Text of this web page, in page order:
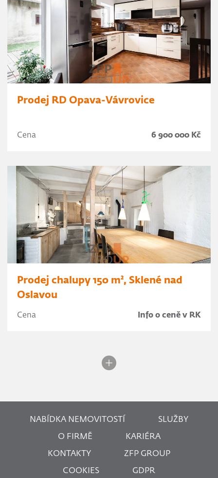
Prodej RD Opava-Vávrovice
Cena 6 900 000 Kč
Prodej chalupy 150 m², Sklené nad
Oslavou
Cena Info o ceně v RK
NABÍDKA NEMOVITOSTÍ SLUŽBY
O FIRMĚ KARIÉRA
KONTAKTY ZFP GROUP
COOKIES GDPR